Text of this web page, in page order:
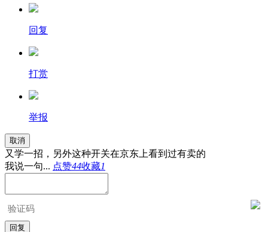
回复
打赏
举报
取消
又学一招，另外这种开关在京东上看到过有卖的
我说一句... 点赞44收藏1